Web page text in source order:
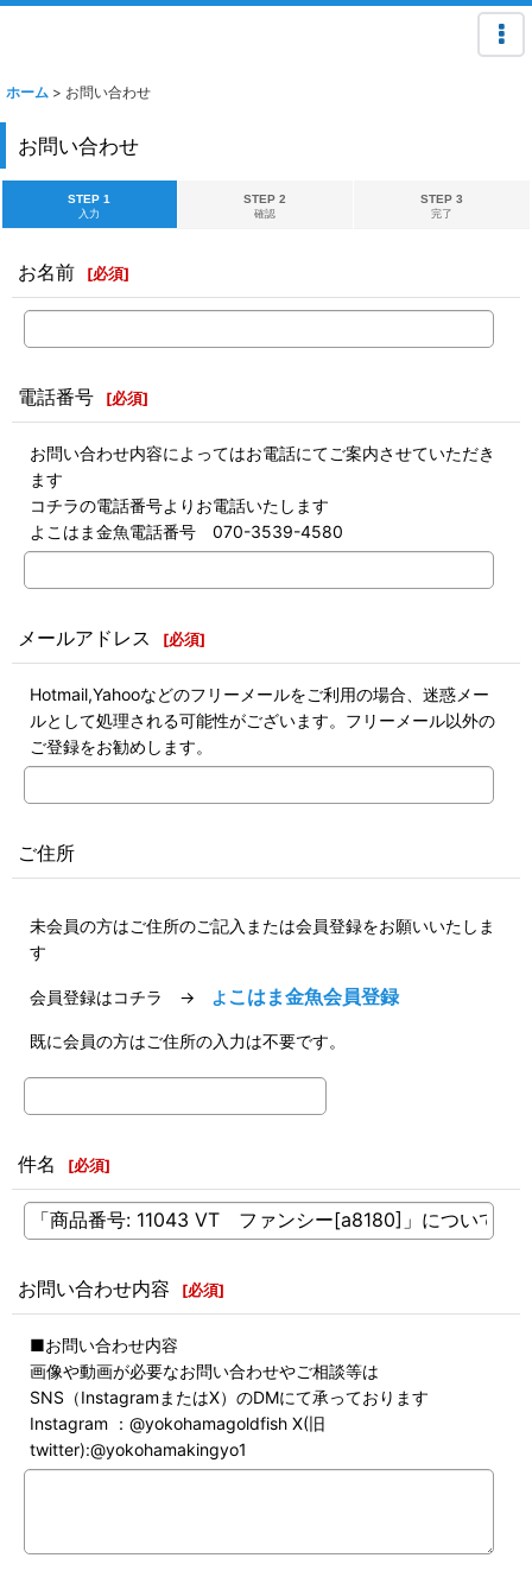
ホーム > お問い合わせ
お問い合わせ
STEP 1
入力
STEP 2
確認
STEP 3
完了
お名前 [必須]
電話番号 [必須]
お問い合わせ内容によってはお電話にてご案内させていただき
ます
コチラの電話番号よりお電話いたします
よこはま金魚電話番号 070-3539-4580
メールアドレス [必須]
Hotmail,Yahooなどのフリーメールをご利用の場合、迷惑メー
ルとして処理される可能性がございます。フリーメール以外の
ご登録をお勧めします。
ご住所
未会員の方はご住所のご記入または会員登録をお願いいたしま
す
会員登録はコチラ → よ こはま金魚会員登録
既に会員の方はご住所の入力は不要です。
件名 [必須]
お問い合わせ内容 [必須]
■お問い合わせ内容
画像や動画が必要なお問い合わせやご相談等は
SNS（InstagramまたはX）のDMにて承っております
Instagram ：@yokohamagoldfish X(旧
twitter):@yokohamakingyo1